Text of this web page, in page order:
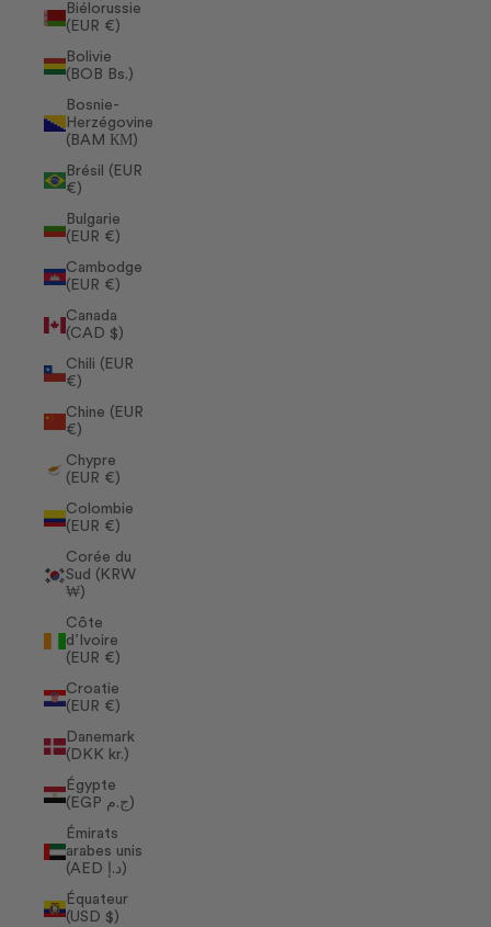
Biélorussie
(EUR €)
Bolivie
(BOB Bs.)
Bosnie-
Herzégovine
(BAM КМ)
Brésil (EUR
€)
Bulgarie
(EUR €)
Cambodge
(EUR €)
Canada
(CAD $)
Chili (EUR
€)
Chine (EUR
€)
Chypre
(EUR €)
Colombie
(EUR €)
Corée du
Sud (KRW
₩)
Côte
d’Ivoire
(EUR €)
Croatie
(EUR €)
Danemark
(DKK kr.)
Égypte
(EGP ج.م)
Émirats
arabes unis
(AED د.إ)
Équateur
(USD $)